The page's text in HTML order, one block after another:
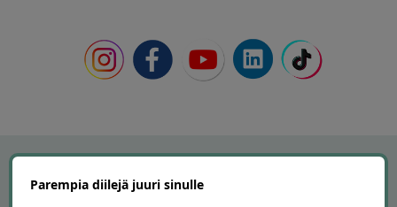
Parempia diilejä juuri sinulle